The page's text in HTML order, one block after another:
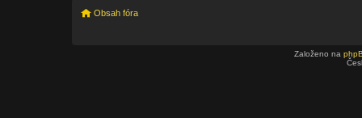
Obsah fóra
Založeno na